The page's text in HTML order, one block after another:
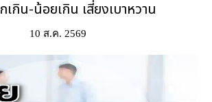
กิน-น้อยเกิน เสี่ยงเบาหวาน
10 ส.ค. 2569